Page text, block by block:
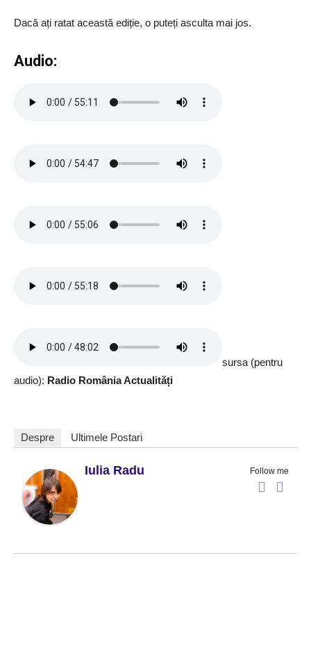
Dacă ați ratat această ediție, o puteți asculta mai jos.
Audio:
sursa (pentru
audio): Radio România Actualități
Despre Ultimele Postari
Follow me
Iulia Radu